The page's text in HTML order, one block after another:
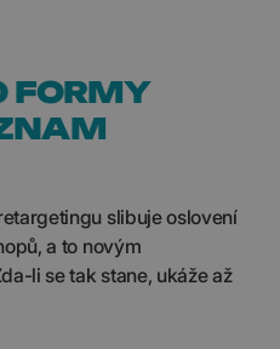
FORMY
slibuje oslovení
a to novým
li se tak stane, ukáže až